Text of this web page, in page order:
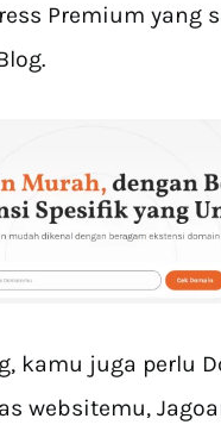
Premium yang
kamu juga perlu
websitemu,